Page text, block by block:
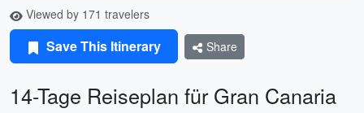
Viewed by 171 travelers
Save This Itinerary Share
14-Tage Reiseplan für Gran Canaria